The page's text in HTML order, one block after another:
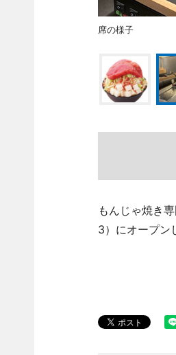
席の様子
もんじゃ焼き
3）にオープン